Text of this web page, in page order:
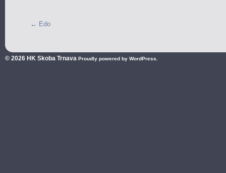
← Edo
© 2026 HK Skoba Trnava Proudly powered by WordPress.